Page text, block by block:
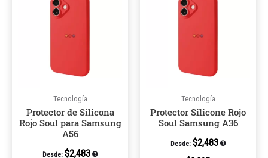
Tecnología
Protector de Silicona
Rojo Soul para Samsung
A56
Desde: $2,483
Tecnología
Protector Silicone Rojo
Soul Samsung A36
Desde: $2,483